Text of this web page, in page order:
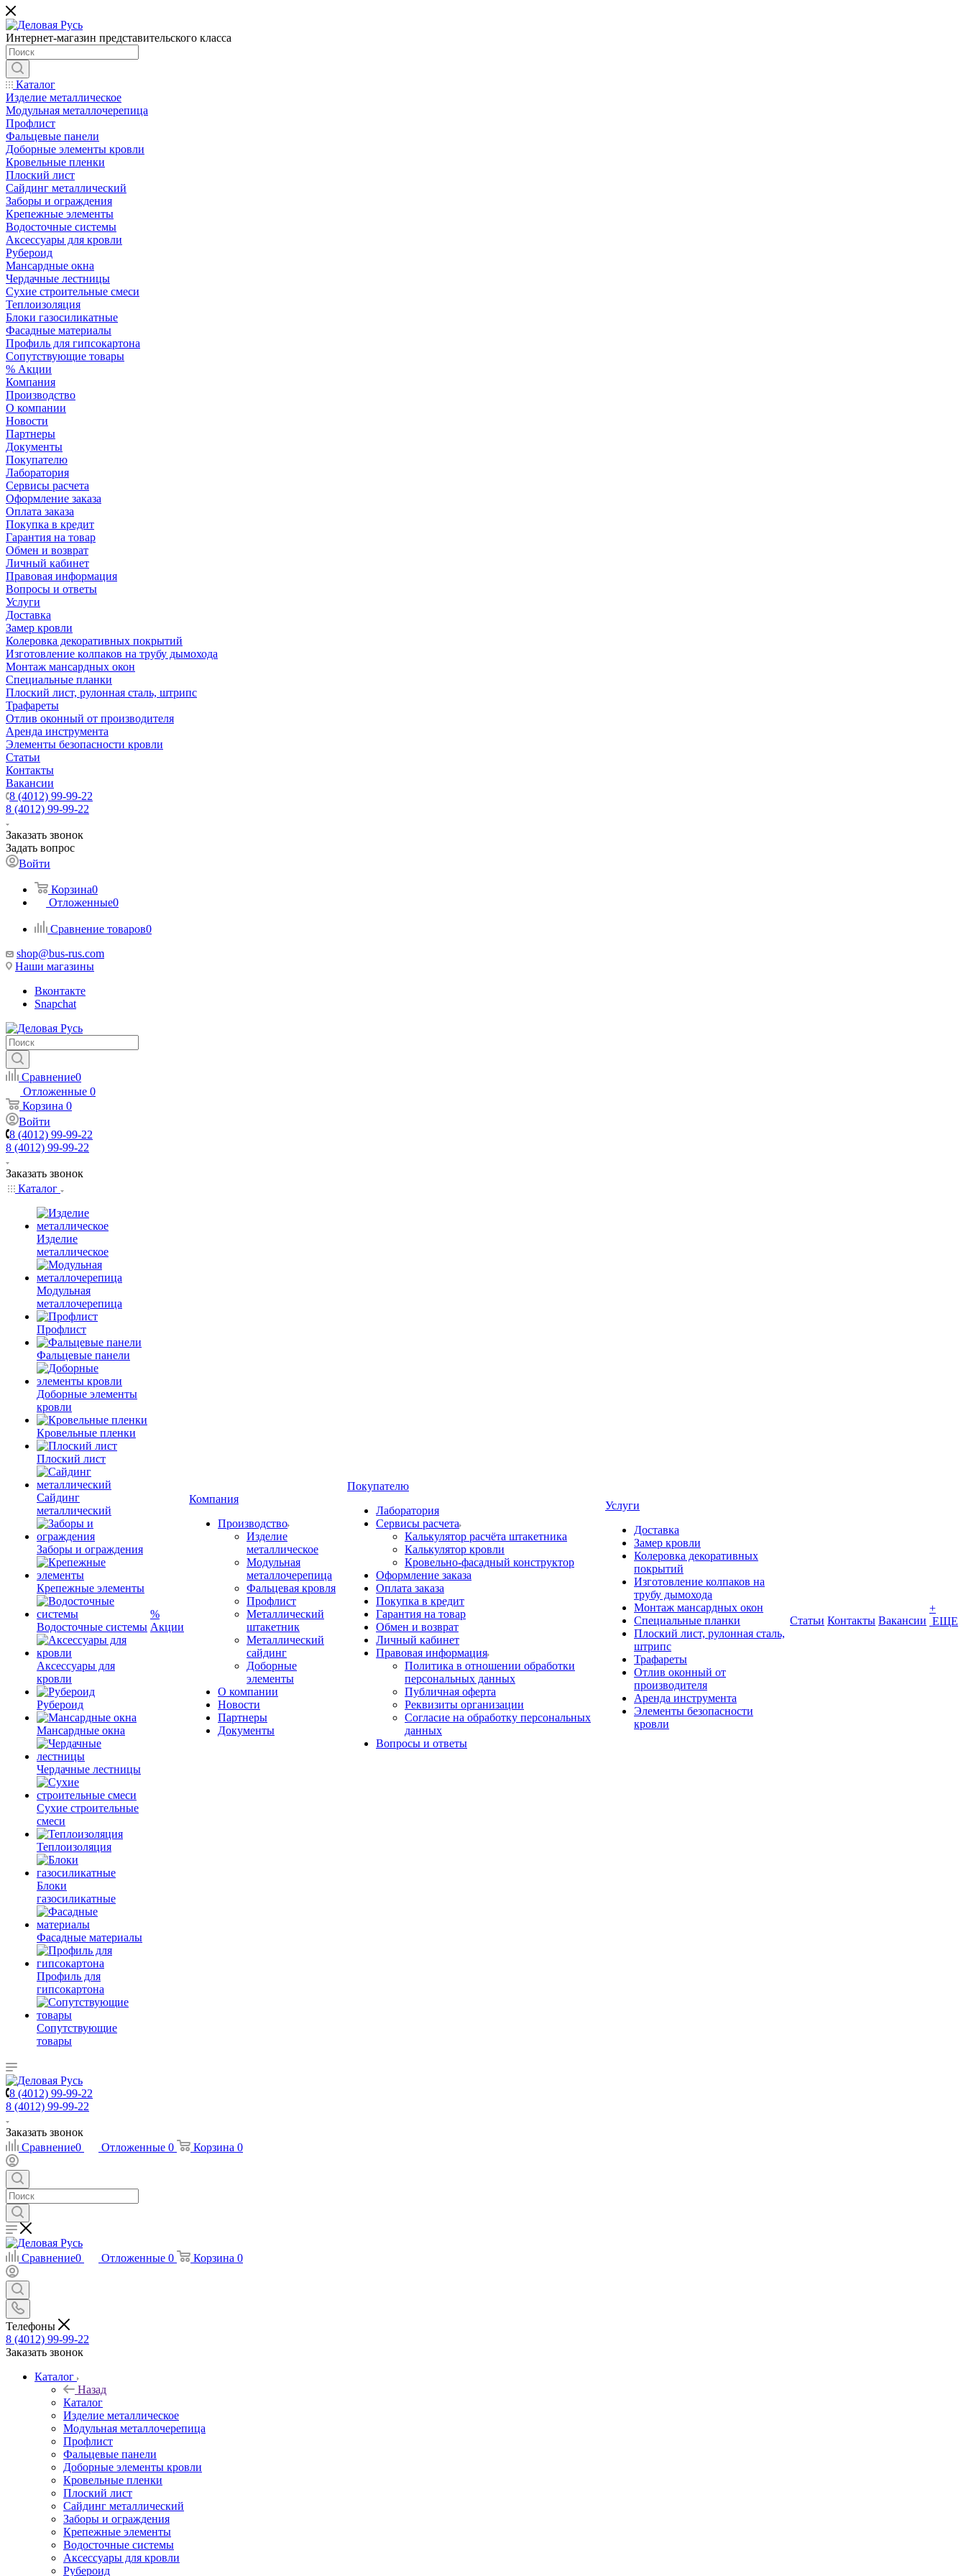
Интернет-магазин представительского класса
Каталог
Изделие металлическое
Модульная металлочерепица
Профлист
Фальцевые панели
Доборные элементы кровли
Кровельные пленки
Плоский лист
Сайдинг металлический
Заборы и ограждения
Крепежные элементы
Водосточные системы
Аксессуары для кровли
Рубероид
Мансардные окна
Чердачные лестницы
Сухие строительные смеси
Теплоизоляция
Блоки газосиликатные
Фасадные материалы
Профиль для гипсокартона
Сопутствующие товары
% Акции
Компания
Производство
О компании
Новости
Партнеры
Документы
Покупателю
Лаборатория
Сервисы расчета
Оформление заказа
Оплата заказа
Покупка в кредит
Гарантия на товар
Обмен и возврат
Личный кабинет
Правовая информация
Вопросы и ответы
Услуги
Доставка
Замер кровли
Колеровка декоративных покрытий
Изготовление колпаков на трубу дымохода
Монтаж мансардных окон
Специальные планки
Плоский лист, рулонная сталь, штрипс
Трафареты
Отлив оконный от производителя
Аренда инструмента
Элементы безопасности кровли
Статьи
Контакты
Вакансии
8 (4012) 99-99-22
8 (4012) 99-99-22
Заказать звонок
Задать вопрос
Войти
Корзина0
Отложенные0
Сравнение товаров0
shop@bus-rus.com
Наши магазины
Вконтакте
Snapchat
Сравнение0
Отложенные 0
Корзина 0
Войти
8 (4012) 99-99-22
8 (4012) 99-99-22
Заказать звонок
Каталог
Изделие
металлическое
Модульная
металлочерепица
Профлист
Фальцевые панели
Доборные элементы
кровли
Кровельные пленки
Плоский лист
Сайдинг
металлический
Заборы и ограждения
Крепежные элементы
Водосточные системы
Аксессуары для
кровли
Рубероид
Мансардные окна
Чердачные лестницы
Сухие строительные
смеси
Теплоизоляция
Блоки
газосиликатные
Фасадные материалы
Профиль для
гипсокартона
Сопутствующие
товары
%
Акции
Компания
Производство
Изделие
металлическое
Модульная
металлочерепица
Фальцевая кровля
Профлист
Металлический
штакетник
Металлический
сайдинг
Доборные
элементы
О компании
Новости
Партнеры
Документы
Покупателю
Лаборатория
Сервисы расчета
Калькулятор расчёта штакетника
Калькулятор кровли
Кровельно-фасадный конструктор
Оформление заказа
Оплата заказа
Покупка в кредит
Гарантия на товар
Обмен и возврат
Личный кабинет
Правовая информация
Политика в отношении обработки
персональных данных
Публичная оферта
Реквизиты организации
Согласие на обработку персональных
данных
Вопросы и ответы
Услуги
Доставка
Замер кровли
Колеровка декоративных
покрытий
Изготовление колпаков на
трубу дымохода
Монтаж мансардных окон
Специальные планки
Плоский лист, рулонная сталь,
штрипс
Трафареты
Отлив оконный от
производителя
Аренда инструмента
Элементы безопасности
кровли
Статьи Контакты Вакансии
+
ЕЩЕ
8 (4012) 99-99-22
8 (4012) 99-99-22
Заказать звонок
Сравнение0 Отложенные 0 Корзина 0
Сравнение0 Отложенные 0 Корзина 0
Телефоны
8 (4012) 99-99-22
Заказать звонок
Каталог
Назад
Каталог
Изделие металлическое
Модульная металлочерепица
Профлист
Фальцевые панели
Доборные элементы кровли
Кровельные пленки
Плоский лист
Сайдинг металлический
Заборы и ограждения
Крепежные элементы
Водосточные системы
Аксессуары для кровли
Рубероид